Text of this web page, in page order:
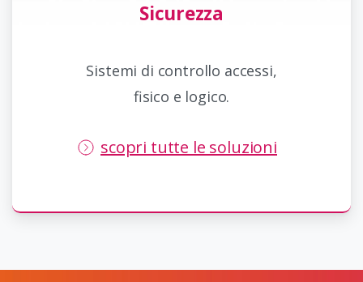
Sicurezza
Sistemi di controllo accessi,
fisico e logico.
scopri tutte le soluzioni